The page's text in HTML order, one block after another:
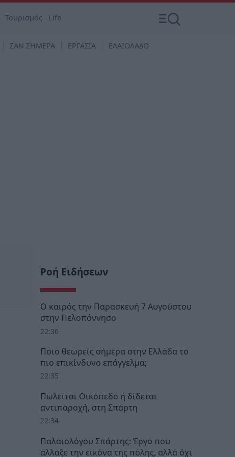
Τουρισμός Life
ΣΑΝ ΣΗΜΕΡΑ ΕΡΓΑΣΙΑ ΕΛΑΙΟΛΑΔΟ
Ροή Ειδήσεων
Ο καιρός την Παρασκευή 7 Αυγούστου
στην Πελοπόννησο
22:36
Ποιο θεωρείς σήμερα στην Ελλάδα το
πιο επικίνδυνο επάγγελμα;
22:35
Πωλείται Οικόπεδο ή δίδεται
αντιπαροχή, στη Σπάρτη
22:34
Παλαιολόγου Σπάρτης: Έργο που
άλλαξε την εικόνα της πόλης, αλλά όχι